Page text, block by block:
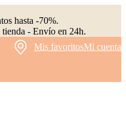
hasta -70%.
- Envío en 24h.
Mis favoritosMi cuenta